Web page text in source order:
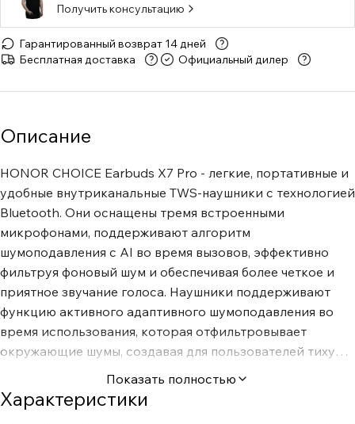
Получить консультацию
Гарантированный возврат 14 дней
Бесплатная доставка
Официальный дилер
Описание
HONOR CHOICE Earbuds X7 Pro - легкие, портативные и
удобные внутриканальные TWS-наушники с технологией
Bluetooth. Они оснащены тремя встроенными
микрофонами, поддерживают алгоритм
шумоподавления с AI во время вызовов, эффективно
фильтруя фоновый шум и обеспечивая более четкое и
приятное звучание голоса. Наушники поддерживают
функцию активного адаптивного шумоподавления во
время использования, которая отфильтровывает
окружающие шумы, создавая для пользователей тихую
и комфортную среду. 11-мм динамики с подвижной
катушкой и мембраной из полиуретана и титана, а также
пьезоэлектрическим керамическим драйвером
Показать полностью
Характеристики